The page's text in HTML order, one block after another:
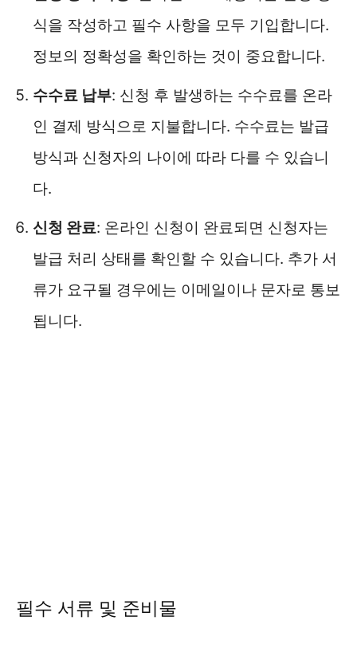
식을 작성하고 필수 사항을 모두 기입합니다.
정보의 정확성을 확인하는 것이 중요합니다.
수수료 납부: 신청 후 발생하는 수수료를 온라
인 결제 방식으로 지불합니다. 수수료는 발급
방식과 신청자의 나이에 따라 다를 수 있습니
다.
신청 완료: 온라인 신청이 완료되면 신청자는
발급 처리 상태를 확인할 수 있습니다. 추가 서
류가 요구될 경우에는 이메일이나 문자로 통보
됩니다.
필수 서류 및 준비물